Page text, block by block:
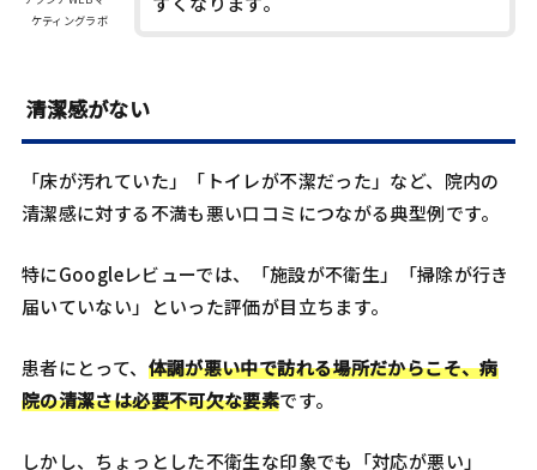
ケティングラボ
清潔感がない
「床が汚れていた」「トイレが不潔だった」など、院内の
清潔感に対する不満も悪い口コミにつながる典型例です。
特にGoogleレビューでは、「施設が不衛生」「掃除が行き
届いていない」といった評価が目立ちます。
患者にとって、 体調が悪い中で訪れる場所だからこそ、病
院の清潔さは必要不可欠な要素です。
しかし、ちょっとした不衛生な印象でも「対応が悪い」